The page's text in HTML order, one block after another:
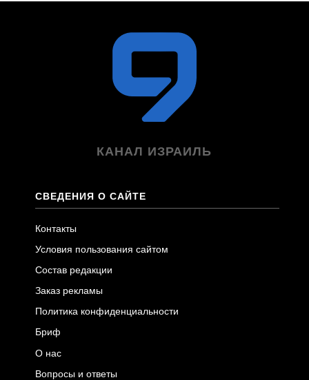
КАНАЛ ИЗРАИЛЬ
СВЕДЕНИЯ О САЙТЕ
Контакты
Условия пользования сайтом
Состав редакции
Заказ рекламы
Политика конфиденциальности
Бриф
О нас
Вопросы и ответы